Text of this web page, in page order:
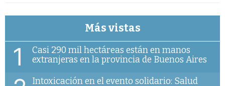
Más vistas
1
Casi 290 mil hectáreas están en manos
extranjeras en la provincia de Buenos Aires
Intoxicación en el evento solidario: Salud